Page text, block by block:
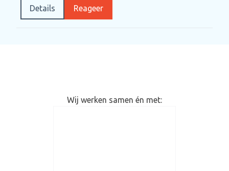
Details Reageer
Wij werken samen én met: